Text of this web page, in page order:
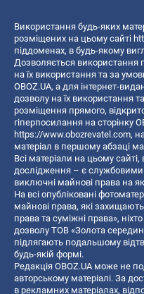
Використання будь-яких
розміщених на цьому сайті
піддоменах, в будь-якому
Дозволяється використання
на їх використання та за
OBOZ.UA, а для інтернет-
дозволу на їх використання
розміщення прямого,
гіперпосилання на сторінку
https://www.obozrevatel.com,
матеріал в першому абзаці
Всі матеріали на цьому сайті,
дослідження – є службовими
виключні майнові права на
На всі опубліковані
майнові права, які
права та суміжні права»,
дозволу ТОВ «Золота
підлягають подальшому
будь-якій формі.
Редакція OBOZ.UA може не
авторському матеріалі. За
в рекламних матеріалах,